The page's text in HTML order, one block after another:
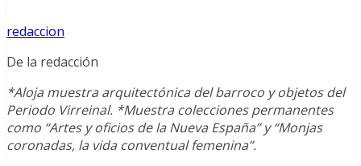
redaccion
De la redacción
*Aloja muestra arquitectónica del barroco y objetos del
Periodo Virreinal. *Muestra colecciones permanentes
como “Artes y oficios de la Nueva España” y “Monjas
coronadas, la vida conventual femenina”.